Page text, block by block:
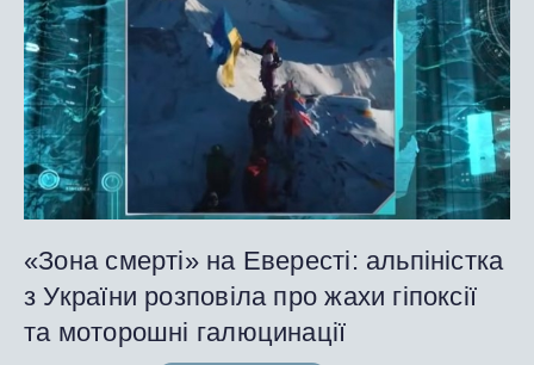
«Зона смерті» на Евересті: альпіністка
з України розповіла про жахи гіпоксії
та моторошні галюцинації